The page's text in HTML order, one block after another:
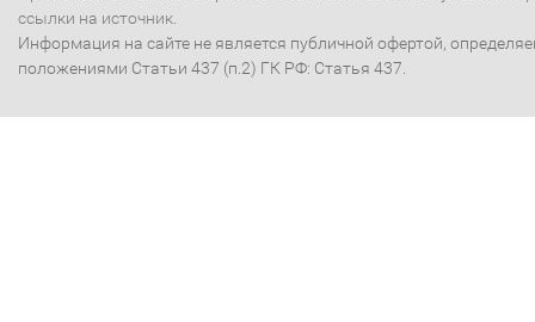
ссылки на источник.
Информация на сайте не является публичной офертой,
положениями Статьи 437 (п.2) ГК РФ: Статья 437.